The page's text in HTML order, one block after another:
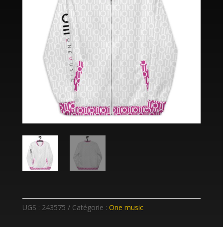
UGS : 243575 Catégorie : One music